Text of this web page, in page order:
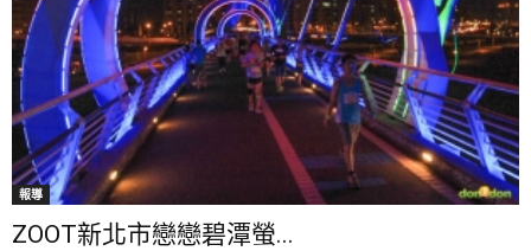
報導
ZOOT新北市戀戀碧潭螢...